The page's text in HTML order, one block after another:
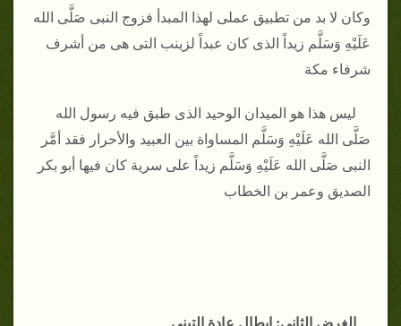
وكان لا بد من تطبيق عملى لهذا المبدأ فزوج النبى صَلَّى الله
عَلَيْهِ وَسَلَّم زيداً الذى كان عبداً لزينب التى هى من أشرف
شرفاء مكة
ليس هذا هو الميدان الوحيد الذى طبق فيه رسول الله
صَلَّى الله عَلَيْهِ وَسَلَّم المساواة بين العبيد والأحرار فقد أمَّر
النبى صَلَّى الله عَلَيْهِ وَسَلَّم زيداً على سرية كان فيها أبو بكر
الصديق وعمر بن الخطاب
الغرض الثانى: إبطال عادة التبنى